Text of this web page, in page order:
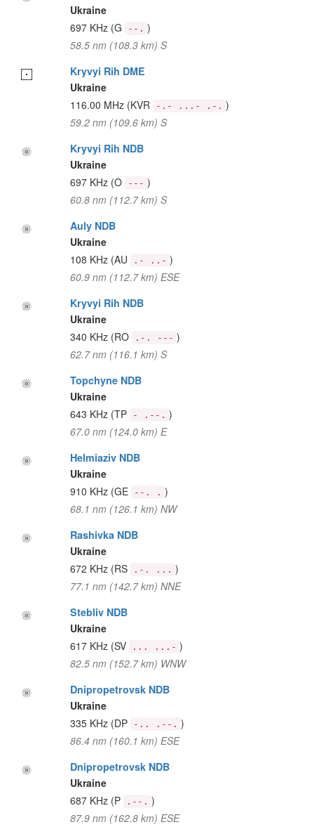
Ukraine
697 KHz (G --. )
58.5 nm (108.3 km) S
Kryvyi Rih DME
Ukraine
116.00 MHz (KVR -.- ...- .-. )
59.2 nm (109.6 km) S
Kryvyi Rih NDB
Ukraine
697 KHz (O --- )
60.8 nm (112.7 km) S
Auly NDB
Ukraine
108 KHz (AU .- ..- )
60.9 nm (112.7 km) ESE
Kryvyi Rih NDB
Ukraine
340 KHz (RO .-. --- )
62.7 nm (116.1 km) S
Topchyne NDB
Ukraine
643 KHz (TP - .--. )
67.0 nm (124.0 km) E
Helmiaziv NDB
Ukraine
910 KHz (GE --. . )
68.1 nm (126.1 km) NW
Rashivka NDB
Ukraine
672 KHz (RS .-. ... )
77.1 nm (142.7 km) NNE
Stebliv NDB
Ukraine
617 KHz (SV ... ...- )
82.5 nm (152.7 km) WNW
Dnipropetrovsk NDB
Ukraine
335 KHz (DP -.. .--. )
86.4 nm (160.1 km) ESE
Dnipropetrovsk NDB
Ukraine
687 KHz (P .--. )
87.9 nm (162.8 km) ESE